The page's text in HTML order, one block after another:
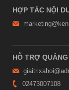
HỢP TÁC NỘI
HỖ TRỢ
02473007108